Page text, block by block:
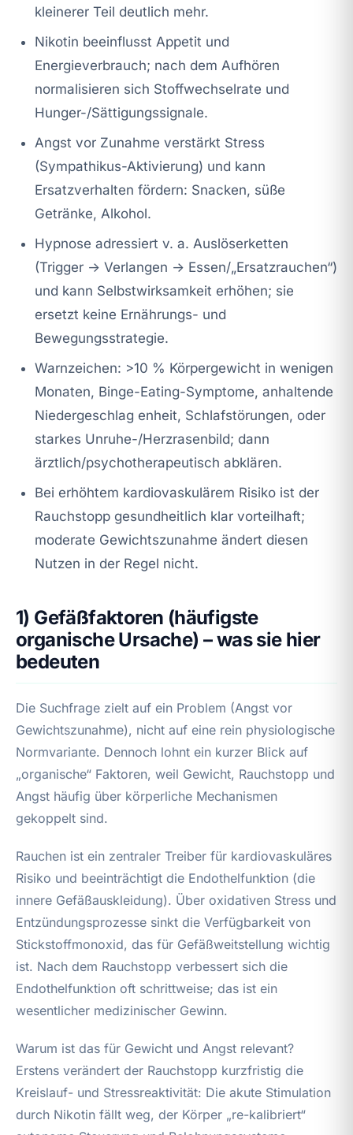
kleinerer Teil deutlich mehr.
Nikotin beeinflusst Appetit und
Energieverbrauch; nach dem Aufhören
normalisieren sich Stoffwechselrate und
Hunger-/Sättigungssignale.
Angst vor Zunahme verstärkt Stress
(Sympathikus-Aktivierung) und kann
Ersatzverhalten fördern: Snacken, süße
Getränke, Alkohol.
Hypnose adressiert v. a. Auslöserketten
(Trigger → Verlangen → Essen/„Ersatzrauchen“)
und kann Selbstwirksamkeit erhöhen; sie
ersetzt keine Ernährungs- und
Bewegungsstrategie.
Warnzeichen: >10 % Körpergewicht in wenigen
Monaten, Binge-Eating-Symptome, anhaltende
Niedergeschlag enheit, Schlafstörungen, oder
starkes Unruhe-/Herzrasenbild; dann
ärztlich/psychotherapeutisch abklären.
Bei erhöhtem kardiovaskulärem Risiko ist der
Rauchstopp gesundheitlich klar vorteilhaft;
moderate Gewichtszunahme ändert diesen
Nutzen in der Regel nicht.
1) Gefäßfaktoren (häufigste
organische Ursache) – was sie hier
bedeuten
Die Suchfrage zielt auf ein Problem (Angst vor
Gewichtszunahme), nicht auf eine rein physiologische
Normvariante. Dennoch lohnt ein kurzer Blick auf
„organische“ Faktoren, weil Gewicht, Rauchstopp und
Angst häufig über körperliche Mechanismen
gekoppelt sind.
Rauchen ist ein zentraler Treiber für kardiovaskuläres
Risiko und beeinträchtigt die Endothelfunktion (die
innere Gefäßauskleidung). Über oxidativen Stress und
Entzündungsprozesse sinkt die Verfügbarkeit von
Stickstoffmonoxid, das für Gefäßweitstellung wichtig
ist. Nach dem Rauchstopp verbessert sich die
Endothelfunktion oft schrittweise; das ist ein
wesentlicher medizinischer Gewinn.
Warum ist das für Gewicht und Angst relevant?
Erstens verändert der Rauchstopp kurzfristig die
Kreislauf- und Stressreaktivität: Die akute Stimulation
durch Nikotin fällt weg, der Körper „re-kalibriert“